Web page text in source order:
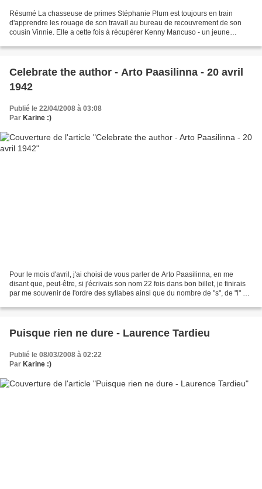
Résumé La chasseuse de primes Stéphanie Plum est toujours en train
d'apprendre les rouage de son travail au bureau de recouvrement de son
cousin Vinnie. Elle a cette fois à récupérer Kenny Mancuso - un jeune
Celebrate the author - Arto Paasilinna - 20 avril
1942
Publié le 22/04/2008 à 03:08
Par Karine :)
Pour le mois d'avril, j'ai choisi de vous parler de Arto Paasilinna, en me
disant que, peut-être, si j'écrivais son nom 22 fois dans bon billet, je finirais
par me souvenir de l'ordre des syllabes ainsi que du nombre de "s", de "l" et
Puisque rien ne dure - Laurence Tardieu
Publié le 08/03/2008 à 02:22
Par Karine :)